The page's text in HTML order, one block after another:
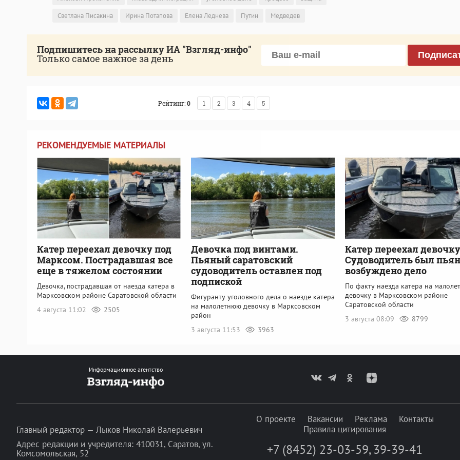
Светлана Писакина
Ирина Потапова Елена Леднева Путин Медведев
Подпишитесь на рассылку ИА "Взгляд-инфо"
Только самое важное за день
Рейтинг:0 1 2 3 4 5
РЕКОМЕНДУЕМЫЕ МАТЕРИАЛЫ
Катер переехал девочку под
Марксом. Пострадавшая все
еще в тяжелом состоянии
Девочка, пострадавшая от наезда катера в
Марксовском районе Саратовской области
4 августа 11:02
2505
Девочка под винтами.
Пьяный саратовский
судоводитель оставлен под
подпиской
Фигуранту уголовного дела о наезде катера
на малолетнюю девочку в Марксовском
район
3 августа 11:53
3963
Катер переехал
Судоводитель был
возбуждено дело
По факту наезда катера на
девочку в Марксовском районе
Саратовской области
3 августа 08:09
8799
Информационное агентство
Главный редактор — Лыков Николай Валерьевич
Адрес редакции и учредителя: 410031, Саратов, ул.
Комсомольская, 52
О проекте Вакансии Реклама
Контакты
Правила цитирования
+7 (8452) 23-03-59, 39-39-41